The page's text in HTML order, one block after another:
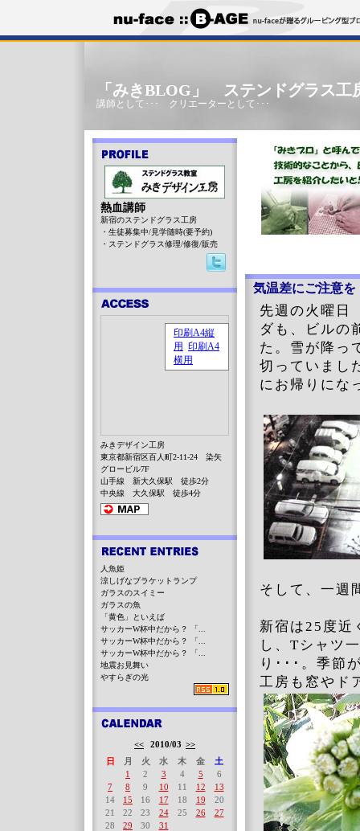
「みきBLOG」 ステンドグラス工
講師として･･･ クリエーターとして･･･
気温差にご注意を
先週の火曜日
ダも、ビルの
た。雪が降っ
切っていまし
にお帰りにな
そして、一週
新宿は25度近
し、Tシャツ
り･･･。季節
工房も窓やド
熱血講師
新宿のステンドグラス工房
・生徒募集中/見学随時(要予約)
・ステンドグラス修理/修復/販売
みきデザイン工房
東京都新宿区百人町2-11-24 染矢
グロービル7F
山手線 新大久保駅 徒歩2分
中央線 大久保駅 徒歩4分
人魚姫
涼しげなブラケットランプ
ガラスのスイミー
ガラスの魚
「黄色」といえば
サッカーW杯中だから？ 「...
サッカーW杯中だから？ 「...
サッカーW杯中だから？ 「...
地震お見舞い
やすらぎの光
<< 2010/03 >>
日
月 火 水 木 金
土
1
2 3 4 5
6
7
8 9 10 11 12
13
14
15 16 17 18 19
20
21
22 23 24 25 26
27
28
29 30 31